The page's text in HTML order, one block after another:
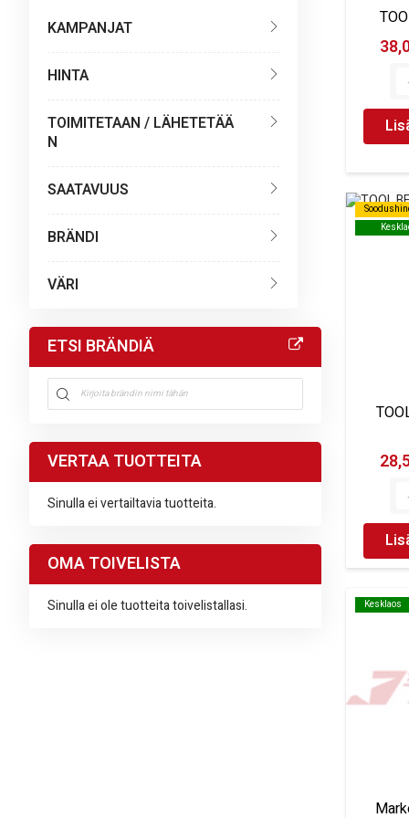
Kesklaos
Kesklaos
KAMPANJAT
HINTA
TOIMITETAAN / LÄHETETÄÄ
N
SAATAVUUS
BRÄNDI
VÄRI
ETSI BRÄNDIÄ
VERTAA TUOTTEITA
Sinulla ei vertailtavia tuotteita.
OMA TOIVELISTA
Sinulla ei ole tuotteita toivelistallasi.